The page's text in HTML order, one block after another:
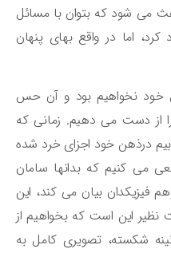
شود که بتوان با مسائل
اما در واقع بهای پنهان
نخواهیم بود و آن حس
دست می دهیم. زمانی که
خود اجزای خرد شده
کنیم که بدانها سامان
بیان می کند، این
است که بخواهیم از
تصویری کامل به